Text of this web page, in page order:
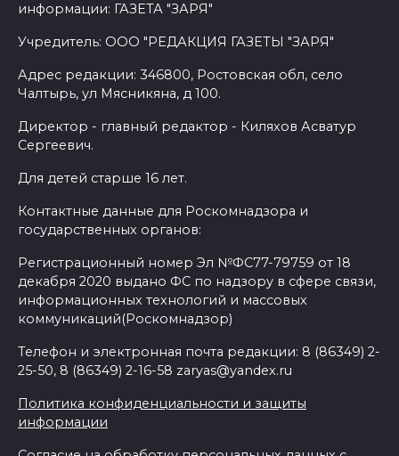
информации: ГАЗЕТА "ЗАРЯ"
Учредитель: ООО "РЕДАКЦИЯ ГАЗЕТЫ "ЗАРЯ"
Адрес редакции: 346800, Ростовская обл, село
Чалтырь, ул Мясникяна, д 100.
Директор - главный редактор - Киляхов Асватур
Сергеевич.
Для детей старше 16 лет.
Контактные данные для Роскомнадзора и
государственных органов:
Регистрационный номер Эл №ФС77-79759 от 18
декабря 2020 выдано ФС по надзору в сфере связи,
информационных технологий и массовых
коммуникаций(Роскомнадзор)
Телефон и электронная почта редакции: 8 (86349) 2-
25-50, 8 (86349) 2-16-58 zaryas@yandex.ru
Политика конфиденциальности и защиты
информации